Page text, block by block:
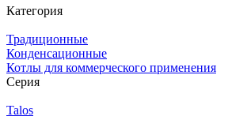
Категория
Традиционные
Конденсационные
Котлы для коммерческого применения
Серия
Talos